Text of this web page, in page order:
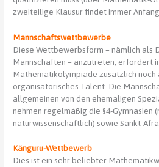
zweiteilige Klausur findet immer
Mannschaftswettbewerbe
Diese Wettbewerbsform – nämlich als
Mannschaften – anzutreten, erfordert
Mathematikolympiade zusätzlich noch
organisatorisches Talent. Die
allgemeinen von den ehemaligen
nehmen regelmäßig die §4-Gymnasien
naturwissenschaftlich) sowie Sankt-Afra
Känguru-Wettbewerb
Dies ist ein sehr beliebter